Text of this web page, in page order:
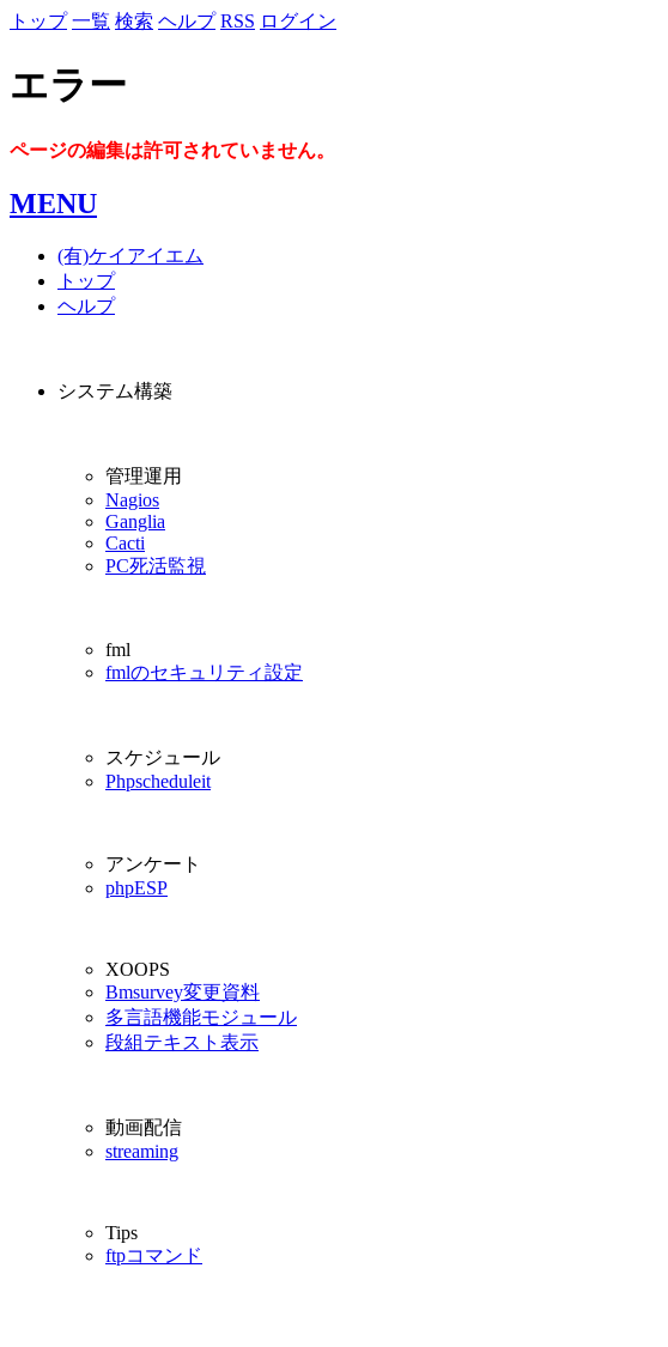
トップ 一覧 検索 ヘルプ RSS ログイン
エラー
ページの編集は許可されていません。
MENU
(有)ケイアイエム
トップ
ヘルプ
システム構築
管理運用
Nagios
Ganglia
Cacti
PC死活監視
fml
fmlのセキュリティ設定
スケジュール
Phpscheduleit
アンケート
phpESP
XOOPS
Bmsurvey変更資料
多言語機能モジュール
段組テキスト表示
動画配信
streaming
Tips
ftpコマンド